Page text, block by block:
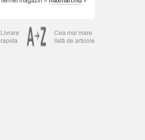
Livrare
rapida
Cea mai mare
listă de articole